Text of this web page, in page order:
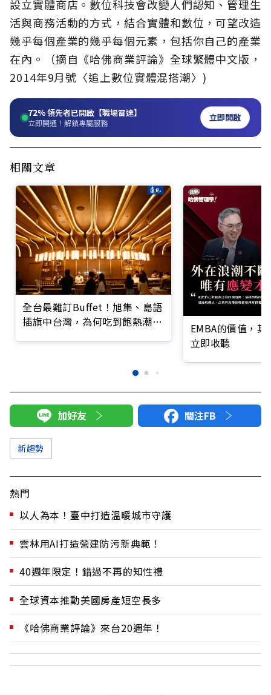
設立實體商店。數位科技會改變人們認知、管理生
活與商務活動的方式，結合實體和數位，可望改造
幾乎每個產業的幾乎每個元素，包括你自己的產業
在內。（摘自《哈佛商業評論》全球繁體中文版，
2014年9月號〈追上數位實體混搭潮〉)
72%領先者已開啟【職場雷達】
立即開通！解鎖專屬服務 立即開啟
相關文章
全台最難訂Buffet！旭集、島語
插旗中台灣，為何吃到飽熱潮不
EMBA的價值，
立即收聽
加好友 關注FB
新趨勢
熱門
以人為本！臺中打造溫暖城市守護
雲林用AI打造營建防污新典範！
40週年限定！錯過不再的知性禮
全球資本推動美國房產短空長多
《哈佛商業評論》來台20週年！